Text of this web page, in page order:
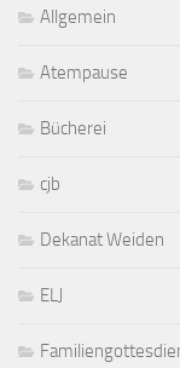
Allgemein
Atempause
Bücherei
cjb
Dekanat Weiden
ELJ